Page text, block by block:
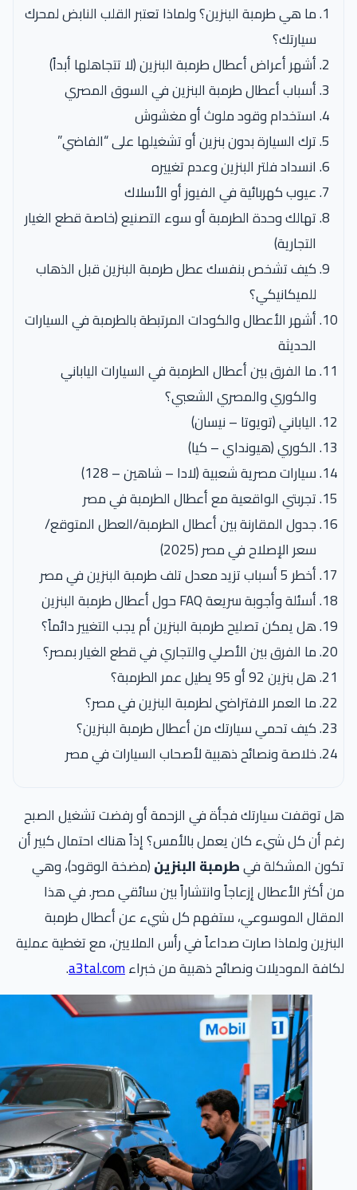
ما هي طرمبة البنزين؟ ولماذا تعتبر القلب النابض لمحرك
سيارتك؟
أشهر أعراض أعطال طرمبة البنزين (لا تتجاهلها أبداً)
أسباب أعطال طرمبة البنزين في السوق المصري
استخدام وقود ملوث أو مغشوش
ترك السيارة بدون بنزين أو تشغيلها على “الفاضي”
انسداد فلتر البنزين وعدم تغييره
عيوب كهربائية في الفيوز أو الأسلاك
تهالك وحدة الطرمبة أو سوء التصنيع (خاصة قطع الغيار
التجارية)
كيف تشخص بنفسك عطل طرمبة البنزين قبل الذهاب
للميكانيكي؟
أشهر الأعطال والكودات المرتبطة بالطرمبة في السيارات
الحديثة
ما الفرق بين أعطال الطرمبة في السيارات الياباني
والكوري والمصري الشعبي؟
الياباني (تويوتا – نيسان)
الكوري (هيونداي – كيا)
سيارات مصرية شعبية (لادا – شاهين – 128)
تجربتي الواقعية مع أعطال الطرمبة في مصر
جدول المقارنة بين أعطال الطرمبة/العطل المتوقع/
سعر الإصلاح في مصر (2025)
أخطر 5 أسباب تزيد معدل تلف طرمبة البنزين في مصر
أسئلة وأجوبة سريعة FAQ حول أعطال طرمبة البنزين
هل يمكن تصليح طرمبة البنزين أم يجب التغيير دائماً؟
ما الفرق بين الأصلي والتجاري في قطع الغيار بمصر؟
هل بنزين 92 أو 95 يطيل عمر الطرمبة؟
ما العمر الافتراضي لطرمبة البنزين في مصر؟
كيف تحمي سيارتك من أعطال طرمبة البنزين؟
خلاصة ونصائح ذهبية لأصحاب السيارات في مصر
توقفت سيارتك فجأة في الزحمة أو رفضت تشغيل الصبح
أن كل شيء كان يعمل بالأمس؟ إذاً هناك احتمال كبير أن
المشكلة فيطرمبة البنزين(مضخة الوقود)، وهي
أكثر الأعطال إزعاجاً وانتشاراً بين سائقي مصر. في هذا
الموسوعي، ستفهم كل شيء عن أعطال طرمبة
ولماذا صارت صداعاً في رأس الملايين، مع تغطية عملية
الموديلات ونصائح ذهبية من خبراءa3tal.com
.